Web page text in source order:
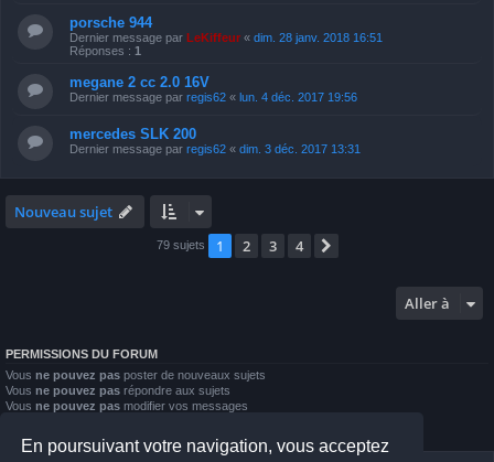
En poursuivant votre navigation, vous acceptez
porsche 944
Dernier message par LeKiffeur « dim. 28 janv. 2018 16:51
Réponses : 1
megane 2 cc 2.0 16V
Dernier message par regis62 « lun. 4 déc. 2017 19:56
mercedes SLK 200
Dernier message par regis62 « dim. 3 déc. 2017 13:31
Nouveau sujet
79 sujets 1 2 3 4
Aller à
PERMISSIONS DU FORUM
Vous ne pouvez pas poster de nouveaux sujets
Vous ne pouvez pas répondre aux sujets
Vous ne pouvez pas modifier vos messages
Vous
ne pouvez pas joindre des fichiers